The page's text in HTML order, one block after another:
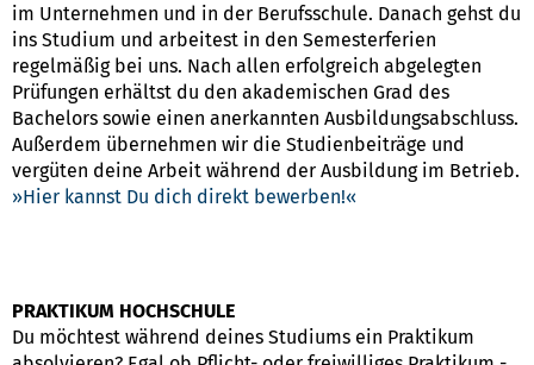
im Unternehmen und in der Berufsschule. Danach gehst du
ins Studium und arbeitest in den Semesterferien
regelmäßig bei uns. Nach allen erfolgreich abgelegten
Prüfungen erhältst du den akademischen Grad des
Bachelors sowie einen anerkannten Ausbildungsabschluss.
Außerdem übernehmen wir die Studienbeiträge und
vergüten deine Arbeit während der Ausbildung im Betrieb.
Hier kannst Du dich direkt bewerben!
PRAKTIKUM HOCHSCHULE
Du möchtest während deines Studiums ein Praktikum